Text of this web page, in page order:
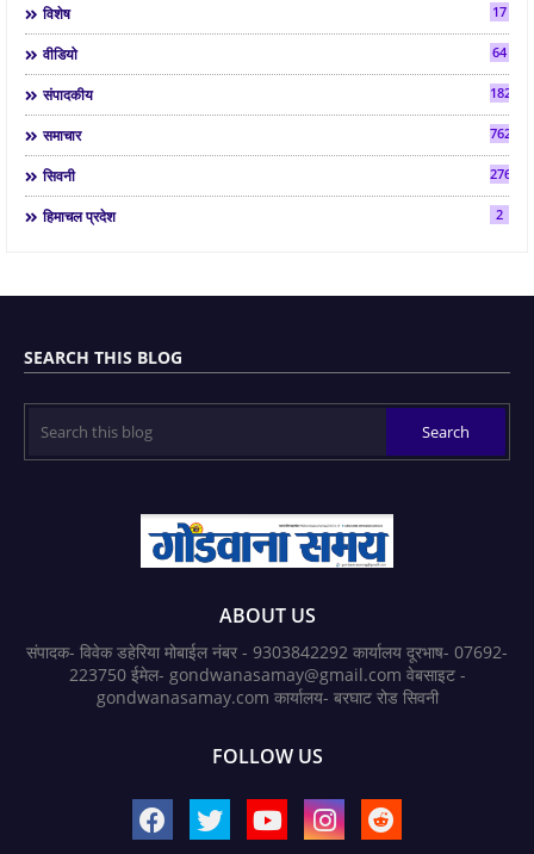
विशेष 17
वीडियो 64
संपादकीय 182
समाचार 7624
सिवनी 2763
हिमाचल प्रदेश 2
SEARCH THIS BLOG
ABOUT US
संपादक- विवेक डहेरिया मोबाईल नंबर - 9303842292 कार्यालय दूरभाष- 07692-
223750 ईमेल- gondwanasamay@gmail.com वेबसाइट -
gondwanasamay.com कार्यालय- बरघाट रोड सिवनी
FOLLOW US